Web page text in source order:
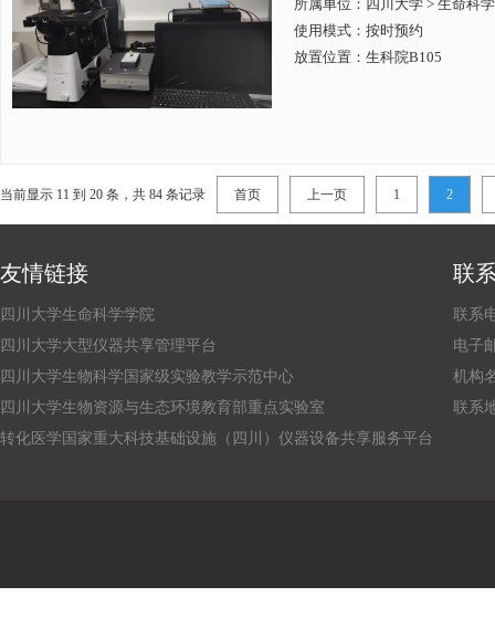
所属单位： 四川大学 > 生命科
使用模式：按时预约
放置位置：生科院B105
当前显示 11 到 20 条，共 84 条记录 首页 上一页 1 2
友情链接
四川大学生命科学学院
四川大学大型仪器共享管理平台
四川大学生物科学国家级实验教学示范中心
四川大学生物资源与生态环境教育部重点实验室
转化医学国家重大科技基础设施（四川）仪器设备共享服务平台
联
联系
电子
机构
联系